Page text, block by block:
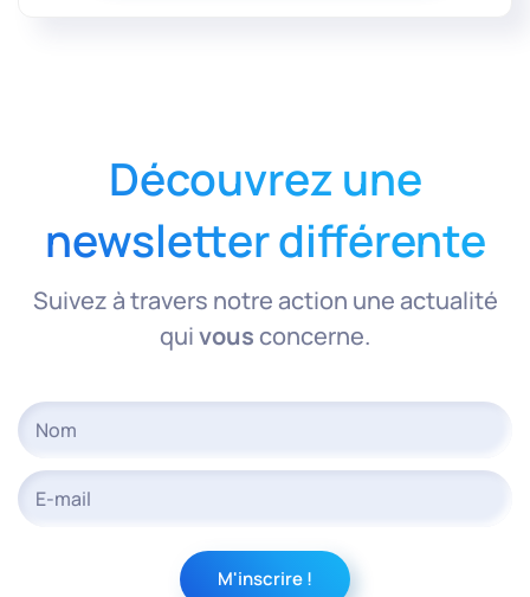
Découvrez une
newsletter différente
Suivez à travers notre action une actualité
quivousconcerne.